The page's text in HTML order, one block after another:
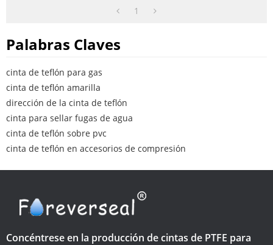
1
Palabras Claves
cinta de teflón para gas
cinta de teflón amarilla
dirección de la cinta de teflón
cinta para sellar fugas de agua
cinta de teflón sobre pvc
cinta de teflón en accesorios de compresión
Concéntrese en la producción de cintas de PTFE para